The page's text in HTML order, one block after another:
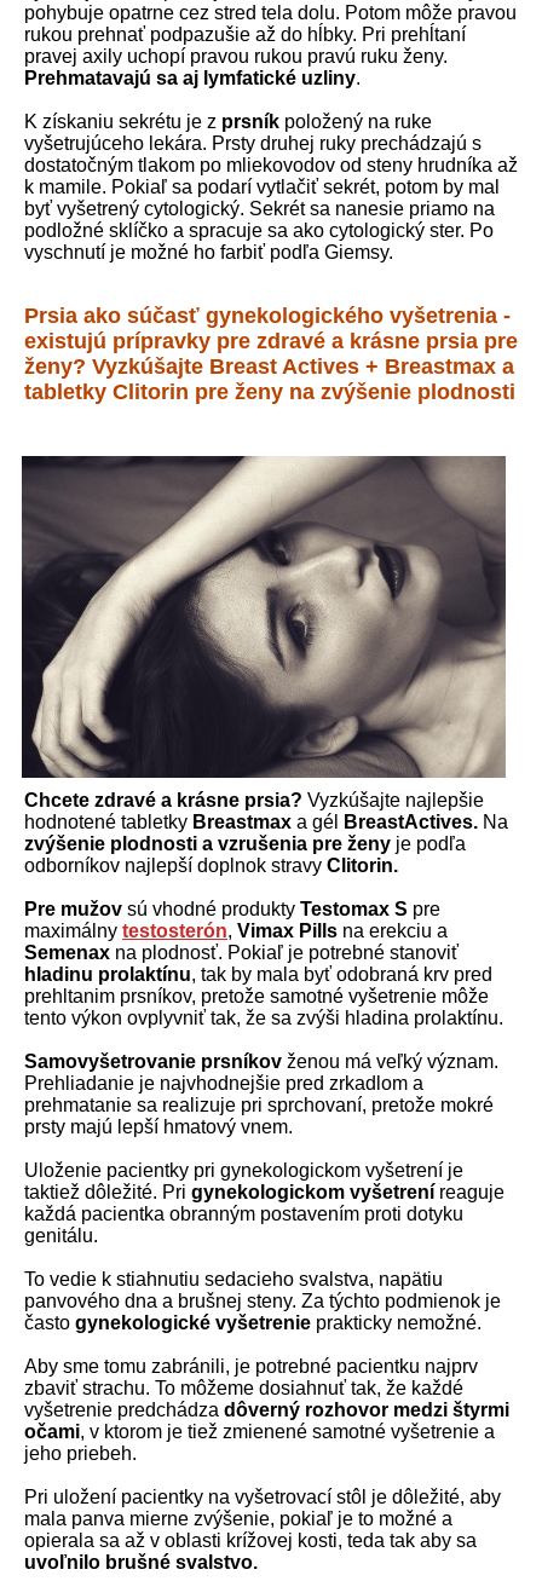
pohybuje opatrne cez stred tela dolu. Potom môže pravou
rukou prehnať podpazušie až do hĺbky. Pri prehĺtaní
pravej axily uchopí pravou rukou pravú ruku ženy.
Prehmatavajú sa aj lymfatické uzliny.
K získaniu sekrétu je z prsník položený na ruke
vyšetrujúceho lekára. Prsty druhej ruky prechádzajú s
dostatočným tlakom po mliekovodov od steny hrudníka až
k mamile. Pokiaľ sa podarí vytlačiť sekrét, potom by mal
byť vyšetrený cytologický. Sekrét sa nanesie priamo na
podložné sklíčko a spracuje sa ako cytologický ster. Po
vyschnutí je možné ho farbiť podľa Giemsy.
Prsia ako súčasť gynekologického vyšetrenia -
existujú prípravky pre zdravé a krásne prsia pre
ženy? Vyzkúšajte Breast Actives + Breastmax a
tabletky Clitorin pre ženy na zvýšenie plodnosti
Chcete zdravé a krásne prsia? Vyzkúšajte najlepšie
hodnotené tabletky Breastmax a gél BreastActives. Na
zvýšenie plodnosti a vzrušenia pre ženy je podľa
odborníkov najlepší doplnok stravy Clitorin.
Pre mužov sú vhodné produkty Testomax S pre
maximálny testosterón, Vimax Pills na erekciu a
Semenax na plodnosť. Pokiaľ je potrebné stanoviť
hladinu prolaktínu, tak by mala byť odobraná krv pred
prehltanim prsníkov, pretože samotné vyšetrenie môže
tento výkon ovplyvniť tak, že sa zvýši hladina prolaktínu.
Samovyšetrovanie prsníkov ženou má veľký význam.
Prehliadanie je najvhodnejšie pred zrkadlom a
prehmatanie sa realizuje pri sprchovaní, pretože mokré
prsty majú lepší hmatový vnem.
Uloženie pacientky pri gynekologickom vyšetrení je
taktiež dôležité. Pri gynekologickom vyšetrení reaguje
každá pacientka obranným postavením proti dotyku
genitálu.
To vedie k stiahnutiu sedacieho svalstva, napätiu
panvového dna a brušnej steny. Za týchto podmienok je
často gynekologické vyšetrenie prakticky nemožné.
Aby sme tomu zabránili, je potrebné pacientku najprv
zbaviť strachu. To môžeme dosiahnuť tak, že každé
vyšetrenie predchádza dôverný rozhovor medzi štyrmi
očami, v ktorom je tiež zmienené samotné vyšetrenie a
jeho priebeh.
Pri uložení pacientky na vyšetrovací stôl je dôležité, aby
mala panva mierne zvýšenie, pokiaľ je to možné a
opierala sa až v oblasti krížovej kosti, teda tak aby sa
uvoľnilo brušné svalstvo.